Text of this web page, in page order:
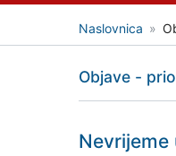
Naslovnica
Objave -
Nevrijeme